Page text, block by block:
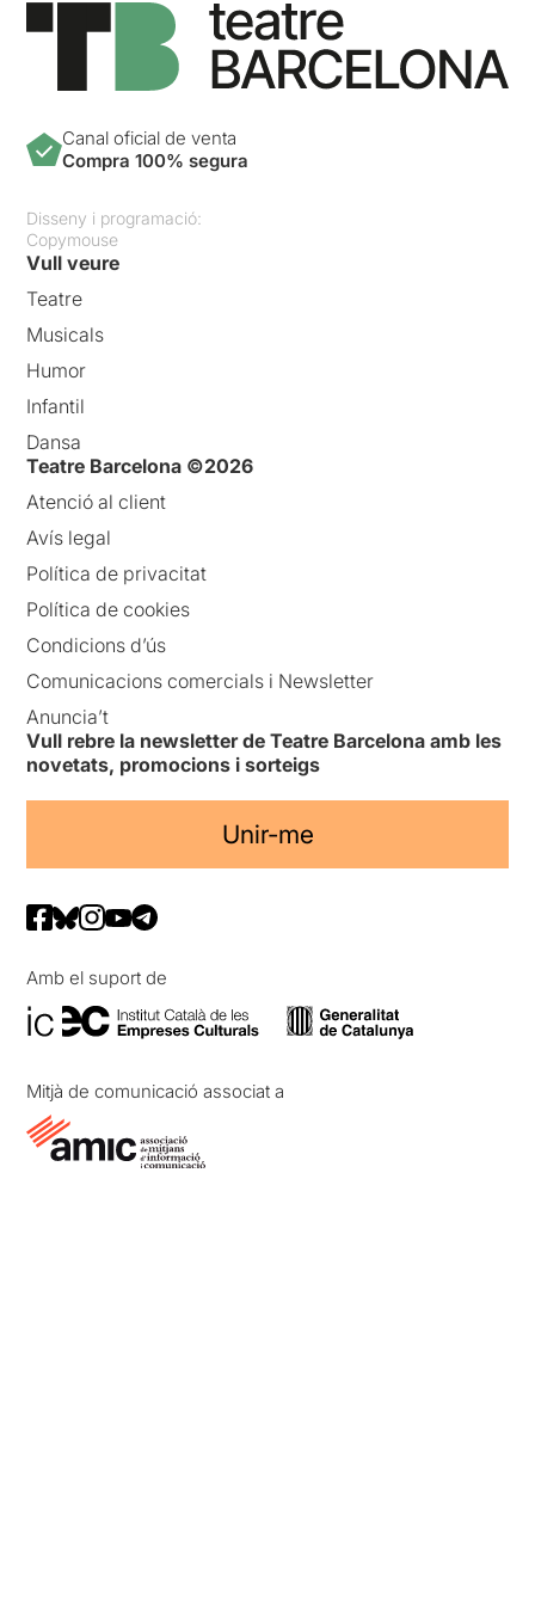
Canal oficial de venta
Compra 100% segura
Disseny i programació:
Copymouse
Vull veure
Teatre
Musicals
Humor
Infantil
Dansa
Teatre Barcelona ©2026
Atenció al client
Avís legal
Política de privacitat
Política de cookies
Condicions d’ús
Comunicacions comercials i Newsletter
Anuncia’t
Vull rebre la newsletter de Teatre Barcelona amb les
novetats, promocions i sorteigs
Unir-me
Amb el suport de
Mitjà de comunicació associat a